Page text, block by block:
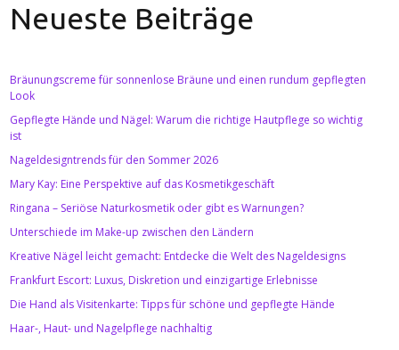
Neueste Beiträge
Bräunungscreme für sonnenlose Bräune und einen rundum gepflegten
Look
Gepflegte Hände und Nägel: Warum die richtige Hautpflege so wichtig
ist
Nageldesigntrends für den Sommer 2026
Mary Kay: Eine Perspektive auf das Kosmetikgeschäft
Ringana – Seriöse Naturkosmetik oder gibt es Warnungen?
Unterschiede im Make-up zwischen den Ländern
Kreative Nägel leicht gemacht: Entdecke die Welt des Nageldesigns
Frankfurt Escort: Luxus, Diskretion und einzigartige Erlebnisse
Die Hand als Visitenkarte: Tipps für schöne und gepflegte Hände
Haar-, Haut- und Nagelpflege nachhaltig